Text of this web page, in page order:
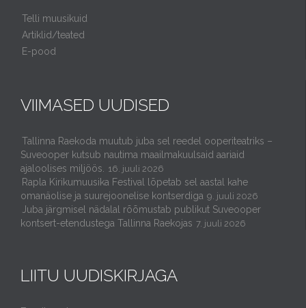
Telli muusikuid
Artiklid/teated
E-pood
VIIMASED UUDISED
Tallinna Raekoda muutub juba sel reedel ooperiteatriks –
Suveooper kutsub nautima maailmakuulsaid aariaid
ajaloolises miljöös.
16. juuli 2026
Rapla Kirikumuusika Festival lõpetab sel aastal kahe
omanäolise ja suurejoonelise kontserdiga 9. juuli 2026
Juba järgmisel nädalal rõõmustab publikut Suveooper
kontsert-etendustega Tallinna Raekojas 7. juuli 2026
LIITU UUDISKIRJAGA